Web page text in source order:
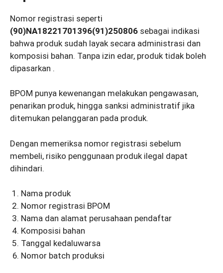
Nomor registrasi seperti
(90)NA18221701396(91)250806 sebagai indikasi
bahwa produk sudah layak secara administrasi dan
komposisi bahan. Tanpa izin edar, produk tidak boleh
dipasarkan .
BPOM punya kewenangan melakukan pengawasan,
penarikan produk, hingga sanksi administratif jika
ditemukan pelanggaran pada produk.
Dengan memeriksa nomor registrasi sebelum
membeli, risiko penggunaan produk ilegal dapat
dihindari.
Nama produk
Nomor registrasi BPOM
Nama dan alamat perusahaan pendaftar
Komposisi bahan
Tanggal kedaluwarsa
Nomor batch produksi